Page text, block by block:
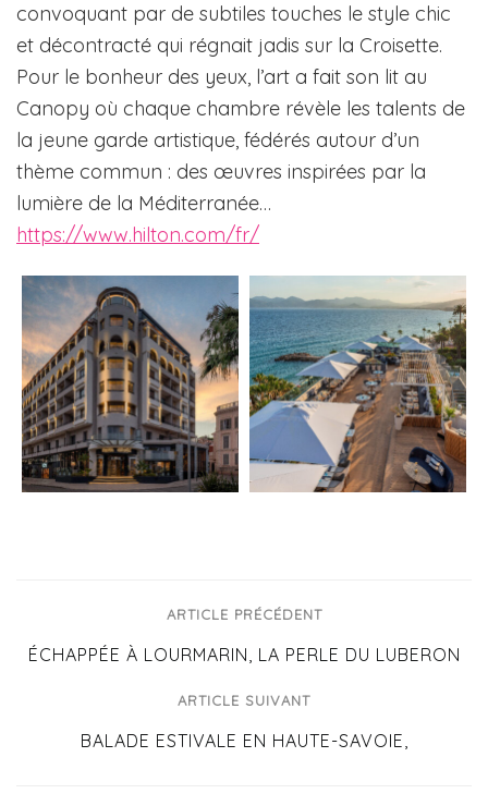
convoquant par de subtiles touches le style chic
et décontracté qui régnait jadis sur la Croisette.
Pour le bonheur des yeux, l’art a fait son lit au
Canopy où chaque chambre révèle les talents de
la jeune garde artistique, fédérés autour d’un
thème commun : des œuvres inspirées par la
lumière de la Méditerranée…
https://www.hilton.com/fr/
ARTICLE PRÉCÉDENT
ÉCHAPPÉE À LOURMARIN, LA PERLE DU LUBERON
ARTICLE SUIVANT
BALADE ESTIVALE EN HAUTE-SAVOIE,